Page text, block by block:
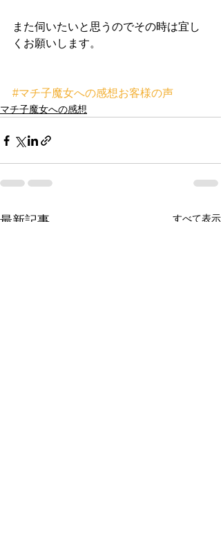
また伺いたいと思うのでその時は宜し
くお願いします。
#マチ子魔女への感想お客様の声
マチ子魔女への感想
最新記事 すべて表示